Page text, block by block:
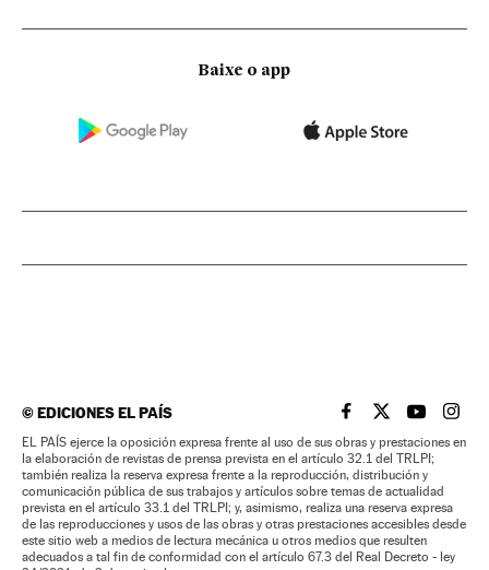
Baixe o app
©EDICIONES EL PAÍS EL PAÍS BRASIL EN
EL PAÍSEL PAÍS
EL
EL PAÍS ejerce la oposición expresa frente al uso de sus obras y prestaciones en
la elaboración de revistas de prensa prevista en el artículo 32.1 del TRLPI;
también realiza la reserva expresa frente a la reproducción, distribución y
comunicación pública de sus trabajos y artículos sobre temas de actualidad
prevista en el artículo 33.1 del TRLPI; y, asimismo, realiza una reserva expresa
de las reproducciones y usos de las obras y otras prestaciones accesibles desde
este sitio web a medios de lectura mecánica u otros medios que resulten
adecuados a tal fin de conformidad con el artículo 67.3 del Real Decreto - ley